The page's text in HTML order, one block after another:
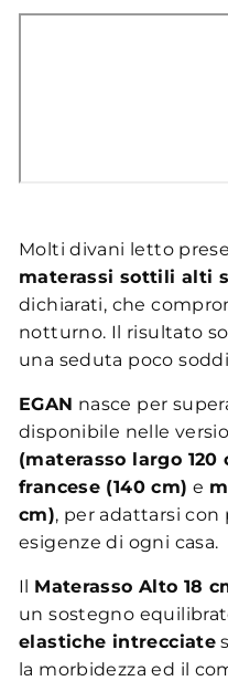
Molti divani letto
materassi sottili alti
dichiarati, che
notturno. Il risultato
una seduta poco
EGAN nasce per
disponibile nelle
(materasso largo 120
francese (140 cm) e
cm), per adattarsi con
esigenze di ogni casa.
Il Materasso Alto 18
un sostegno
elastiche intrecciate
la morbidezza ed il